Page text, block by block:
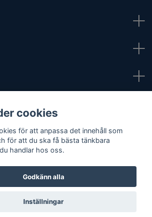
& Internetshopping.sePowered by
Quickbutik
cookies
för att anpassa det innehåll som
för att du ska få bästa tänkbara
handlar hos oss.
Godkänn alla
Inställningar